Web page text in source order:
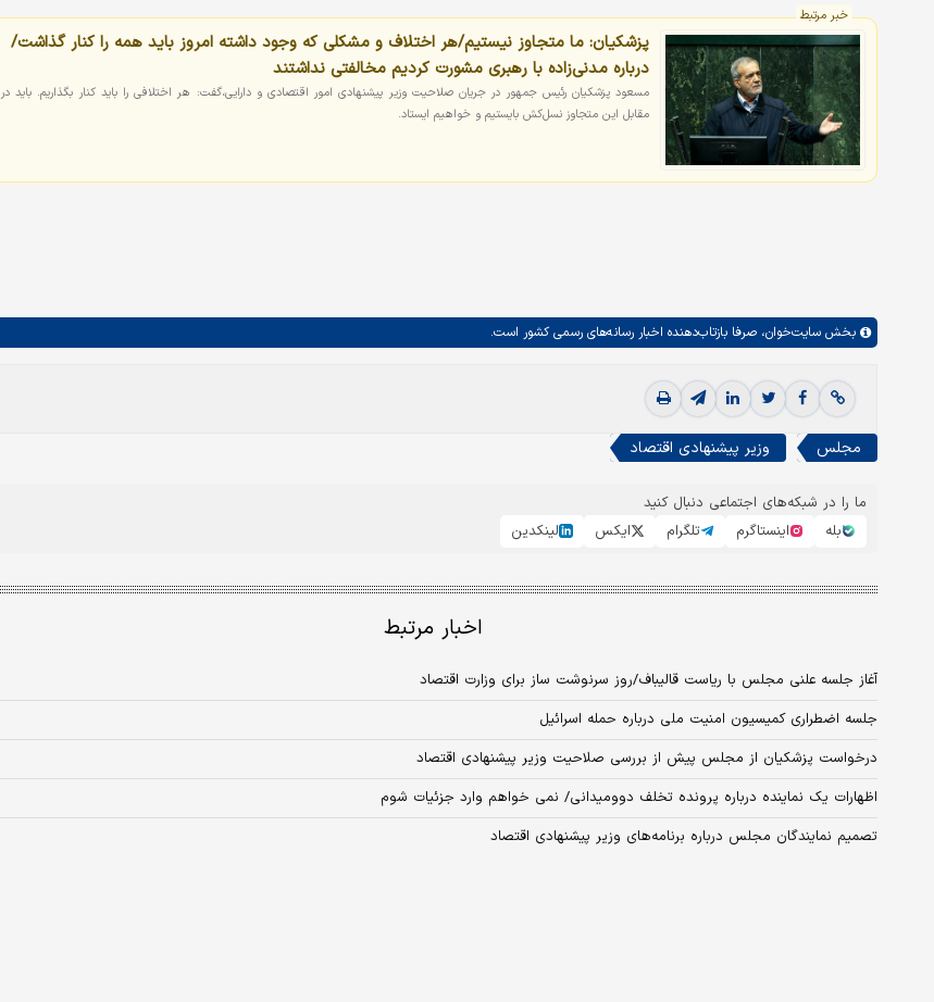
خبر مرتبط
پزشکیان: ما متجاوز نیستیم/هر اختلاف و مشکلی که وجود داشته امروز باید همه را کنار گذاشت/
درباره مدنی‌زاده با رهبری مشورت کردیم مخالفتی نداشتند
مسعود پزشکیان رئیس جمهور در جریان صلاحیت وزیر پیشنهادی امور اقتصادی و دارایی،گفت: هر اختلافی را باید کنار بگذاریم. باید در
مقابل این متجاوز نسل‌کش بایستیم و خواهیم ایستاد.
بخش سایت‌خوان، صرفا بازتاب‌دهنده اخبار رسانه‌های رسمی کشور است.
مجلس وزیر پیشنهادی اقتصاد
ما را در شبکه‌های اجتماعی دنبال کنید
بله
اینستاگرم تلگرام ایکس لینکدین
اخبار مرتبط
آغاز جلسه علنی مجلس با ریاست قالیباف/روز سرنوشت ساز برای وزارت اقتصاد
جلسه اضطراری کمیسیون امنیت ملی درباره حمله اسرائیل
درخواست پزشکیان از مجلس پیش از بررسی صلاحیت وزیر پیشنهادی اقتصاد
اظهارات یک نماینده درباره پرونده تخلف دوومیدانی/ نمی خواهم وارد جزئیات شوم
تصمیم نمایندگان مجلس درباره برنامه‌های وزیر پیشنهادی اقتصاد